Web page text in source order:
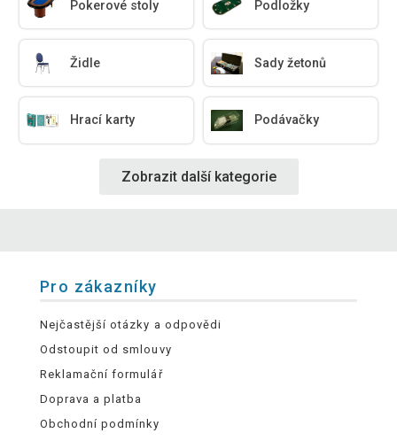
Pokerové stoly Podložky
Židle Sady žetonů
Hrací karty Podávačky
Zobrazit další kategorie
Pro zákazníky
Nejčastější otázky a odpovědi
Odstoupit od smlouvy
Reklamační formulář
Doprava a platba
Obchodní podmínky